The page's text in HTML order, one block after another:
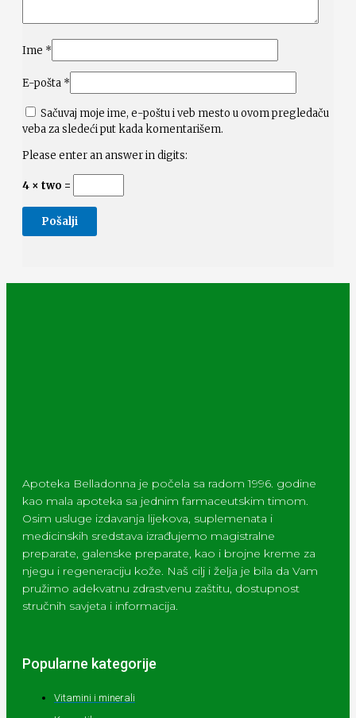
Ime *
E-pošta *
Sačuvaj moje ime, e-poštu i veb mesto u ovom pregledaču
veba za sledeći put kada komentarišem.
Please enter an answer in digits:
4 × two =
Apoteka Belladonna je počela sa radom 1996. godine
kao mala apoteka sa jednim farmaceutskim timom.
Osim usluge izdavanja lijekova, suplemenata i
medicinskih sredstava izrađujemo magistralne
preparate, galenske preparate, kao i brojne kreme za
njegu i regeneraciju kože. Naš cilj i želja je bila da Vam
pružimo adekvatnu zdrastvenu zaštitu, dostupnost
stručnih savjeta i informacija.
Popularne kategorije
Vitamini i minerali